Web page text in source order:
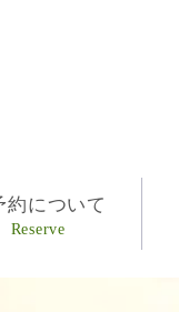
約について
Reserve